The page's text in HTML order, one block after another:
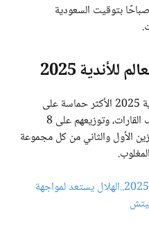
بتوقيت السعودية
2025
تُعد هذه النسخة من كأس العالم للأندية 2025 الأكثر حماسة على
الإطلاق، بمشاركة 32 فريقًا من مختلف القارات، وتوزيعهم على 8
الأول والثاني من كل مجموعة
كأس العالم للأندية 2025..الهلال يستعد لمواجهة